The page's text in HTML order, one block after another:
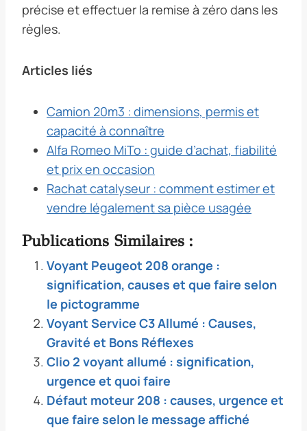
précise et effectuer la remise à zéro dans les
règles.
Articles liés
Camion 20m3 : dimensions, permis et
capacité à connaître
Alfa Romeo MiTo : guide d’achat, fiabilité
et prix en occasion
Rachat catalyseur : comment estimer et
vendre légalement sa pièce usagée
Publications Similaires :
Voyant Peugeot 208 orange :
signification, causes et que faire selon
le pictogramme
Voyant Service C3 Allumé : Causes,
Gravité et Bons Réflexes
Clio 2 voyant allumé : signification,
urgence et quoi faire
Défaut moteur 208 : causes, urgence et
que faire selon le message affiché